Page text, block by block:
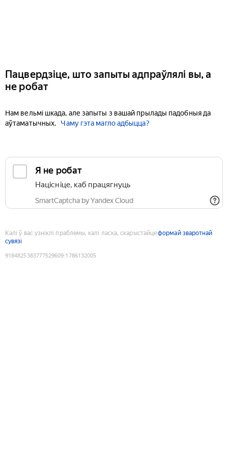
Пацвердзіце, што запыты адпраўлялі вы, а
не робат
Нам вельмі шкада, але запыты з вашай прылады падобныя да
аўтаматычных.
Чаму гэта магло адбыцца?
Я не робат
Націсніце, каб працягнуць
SmartCaptcha by Yandex Cloud
Калі ў вас узніклі праблемы, калі ласка, скарыстайцеформай зваротнай
сувязі
9184825383777529609:1786132005